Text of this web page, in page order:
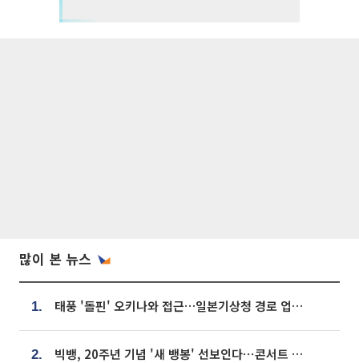
많이 본 뉴스
1. 태풍 '돌핀' 오키나와 접근…일본기상청 경로 업데이트
2. 빅뱅, 20주년 기념 '새 뱅봉' 선보인다⋯콘서트 앞두고 팝업 개최